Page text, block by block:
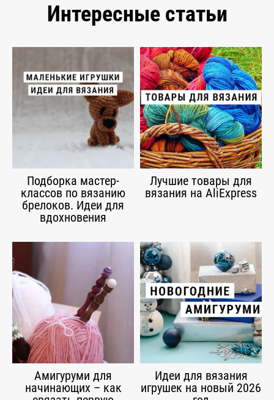
Интересные статьи
Подборка мастер-
классов по вязанию
брелоков. Идеи для
вдохновения
Лучшие товары для
вязания на AliExpress
Амигуруми для
начинающих – как
Идеи для вязания
игрушек на новый 2026